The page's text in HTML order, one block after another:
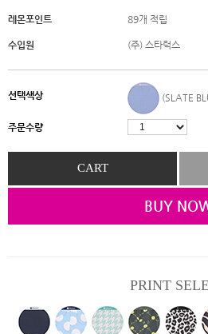
레몬포인트 89개 적립
수입원 (주) 스타럭스
선택색상 (SLATE
주문수량
CART
BUY
PRINT